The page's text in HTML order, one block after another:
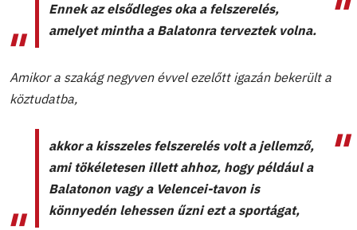
Ennek az elsődleges oka a felszerelés,
amelyet mintha a Balatonra terveztek volna.
Amikor a szakág negyven évvel ezelőtt igazán bekerült a
köztudatba,
akkor a kisszeles felszerelés volt a jellemző,
ami tökéletesen illett ahhoz, hogy például a
Balatonon vagy a Velencei-tavon is
könnyedén lehessen űzni ezt a sportágat,